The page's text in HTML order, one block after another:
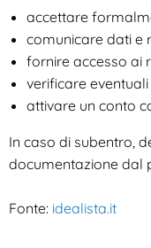
accettare
comunicare dati e
fornire accesso ai
verificare
attivare un conto
In caso di subentro,
documentazione dal
Fonte: idealista.it